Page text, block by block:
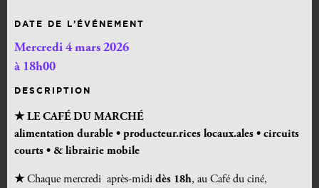
DATE DE L’ÉVÉNEMENT
Mercredi 4 mars 2026
à 18h00
DESCRIPTION
★ LE CAFÉ DU MARCHÉ
alimentation durable • producteur.rices locaux.ales • circuits
courts • & librairie mobile
★Chaque mercredi après-midi dès 18h, au Café du ciné,